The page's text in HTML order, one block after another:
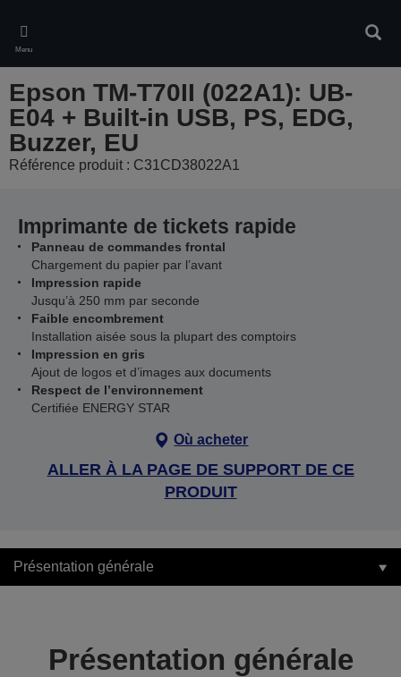
main
content
Menu
Epson TM-T70II (022A1): UB-
E04 + Built-in USB, PS, EDG,
Buzzer, EU
Référence produit : C31CD38022A1
Imprimante de tickets rapide
Panneau de commandes frontal
Chargement du papier par l’avant
Impression rapide
Jusqu’à 250 mm par seconde
Faible encombrement
Installation aisée sous la plupart des comptoirs
Impression en gris
Ajout de logos et d’images aux documents
Respect de l’environnement
Certifiée ENERGY STAR
Où acheter
ALLER À LA PAGE DE SUPPORT DE CE
PRODUIT
Présentation générale
Présentation générale